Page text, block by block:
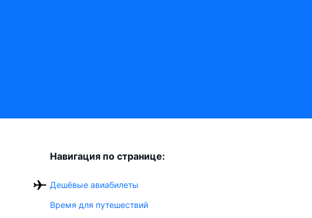
Навигация по странице:
Дешёвые авиабилеты
Время для путешествий